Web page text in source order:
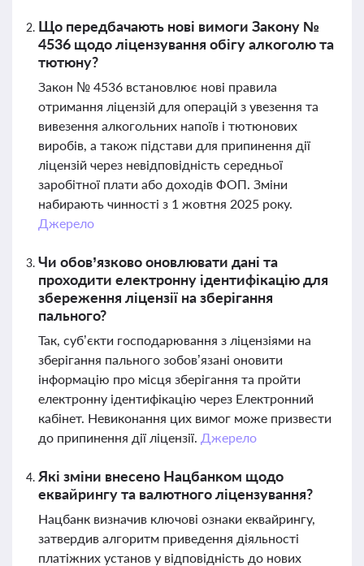
Що передбачають нові вимоги Закону №
4536 щодо ліцензування обігу алкоголю та
тютюну?
Закон № 4536 встановлює нові правила
отримання ліцензій для операцій з увезення та
вивезення алкогольних напоїв і тютюнових
виробів, а також підстави для припинення дії
ліцензій через невідповідність середньої
заробітної плати або доходів ФОП. Зміни
набирають чинності з 1 жовтня 2025 року.
Джерело
Чи обов’язково оновлювати дані та
проходити електронну ідентифікацію для
збереження ліцензії на зберігання
пального?
Так, суб’єкти господарювання з ліцензіями на
зберігання пального зобов’язані оновити
інформацію про місця зберігання та пройти
електронну ідентифікацію через Електронний
кабінет. Невиконання цих вимог може призвести
до припинення дії ліцензії. Джерело
Які зміни внесено Нацбанком щодо
еквайрингу та валютного ліцензування?
Нацбанк визначив ключові ознаки еквайрингу,
затвердив алгоритм приведення діяльності
платіжних установ у відповідність до нових